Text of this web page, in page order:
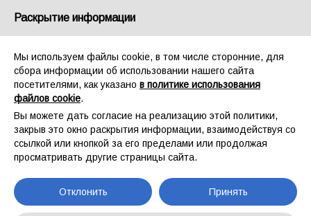
Россия
СОБЫТИЯ
Раскрытие информации
Мы используем файлы cookie, в том числе сторонние, для
сбора информации об использовании нашего сайта
посетителями, как указано в политике использования
файлов cookie.
Вы можете дать согласие на реализацию этой политики,
закрыв это окно раскрытия информации, взаимодействуя со
ссылкой или кнопкой за его пределами или продолжая
просматривать другие страницы сайта.
Отклонить Принять